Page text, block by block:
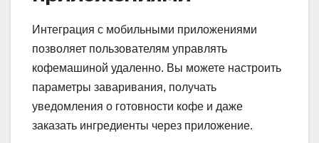
Интеграция с мобильными приложениями
позволяет пользователям управлять
кофемашиной удаленно. Вы можете настроить
параметры заваривания, получать
уведомления о готовности кофе и даже
заказать ингредиенты через приложение.